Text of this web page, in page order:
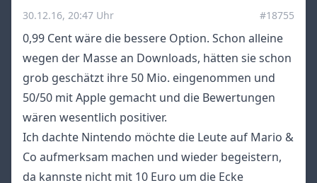
30.12.16, 20:47 Uhr #18755
0,99 Cent wäre die bessere Option. Schon alleine
wegen der Masse an Downloads, hätten sie schon
grob geschätzt ihre 50 Mio. eingenommen und
50/50 mit Apple gemacht und die Bewertungen
wären wesentlich positiver.
Ich dachte Nintendo möchte die Leute auf Mario &
Co aufmerksam machen und wieder begeistern,
da kannste nicht mit 10 Euro um die Ecke